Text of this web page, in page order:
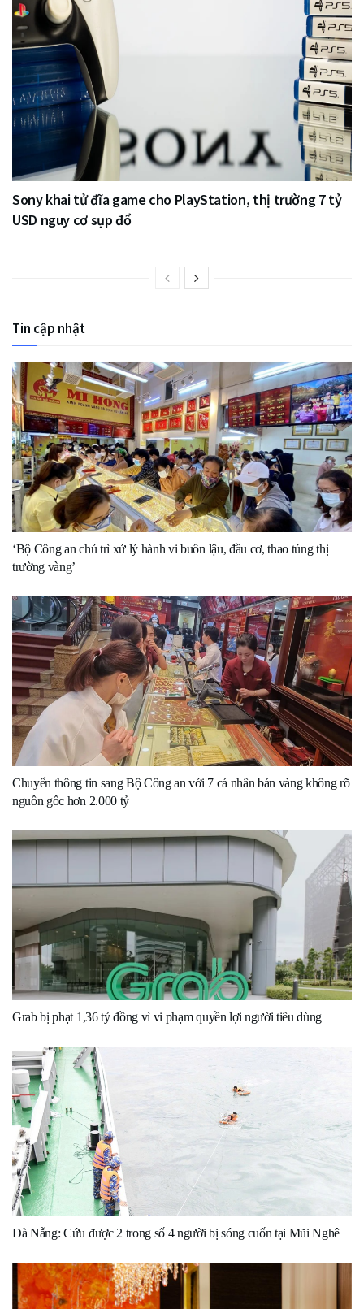
Sony khai tử đĩa game cho PlayStation, thị trường 7 tỷ
USD nguy cơ sụp đổ
Tin cập nhật
‘Bộ Công an chủ trì xử lý hành vi buôn lậu, đầu cơ, thao túng thị
trường vàng’
Chuyển thông tin sang Bộ Công an với 7 cá nhân bán vàng không rõ
nguồn gốc hơn 2.000 tỷ
Grab bị phạt 1,36 tỷ đồng vì vi phạm quyền lợi người tiêu dùng
Đà Nẵng: Cứu được 2 trong số 4 người bị sóng cuốn tại Mũi Nghê